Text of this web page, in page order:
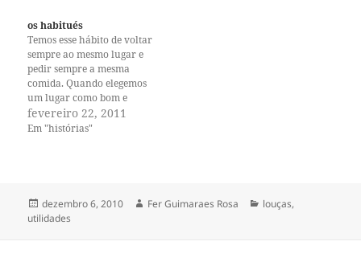
os habitués
Temos esse hábito de voltar
sempre ao mesmo lugar e
pedir sempre a mesma
comida. Quando elegemos
um lugar como bom e
gostamos da comida,
voltamos e repetimos. Não é
cinema, onde podemos
comer…
fevereiro 22, 2011
Em "histórias"
Publicado
em
dezembro 6, 2010 Autor
Fer Guimaraes Rosa Categorias
louças,
utilidades